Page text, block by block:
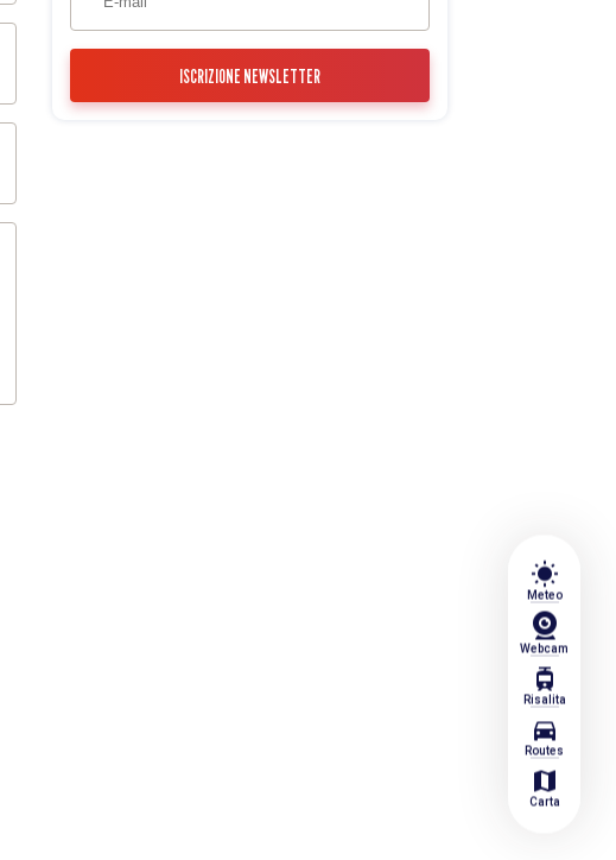
wb_sunny
Meteo
Webcam
tram
Risalita
directions_car
Routes
map
Carta